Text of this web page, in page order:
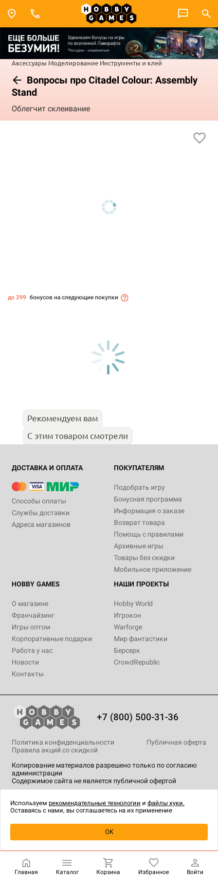
Аксессуары Моделирование Инструменты и клей
Вопросы про Citadel Colour: Assembly
Stand
Облегчит склеивание
Уведомить о наличии
до 299 бонусов на следующие покупки
Рекомендуем вам
С этим товаром смотрели
ДОСТАВКА И ОПЛАТА
Способы оплаты
Службы доставки
Адреса магазинов
ПОКУПАТЕЛЯМ
Подобрать игру
Бонусная программа
Информация о заказе
Возврат товара
Помощь с правилами
Архивные игры
Товары без скидки
Мобильное приложение
HOBBY GAMES
О магазине
Франчайзинг
Игры оптом
Корпоративные подарки
Работа у нас
Новости
Контакты
НАШИ ПРОЕКТЫ
Hobby World
Игрокон
Warforge
Мир фантастики
Берсерк
CrowdRepublic
+7 (800) 500-31-36
Копирование материалов разрешено только по согласию
администрации
Содержимое сайта не является публичной офертой
Политика конфиденциальности
Публичная оферта
Правила акций со скидкой
технологии.
Главная Каталог Корзина Избранное Войти
Используем рекомендательные технологии и файлы куки.
Оставаясь с нами, вы соглашаетесь на их применение
OK